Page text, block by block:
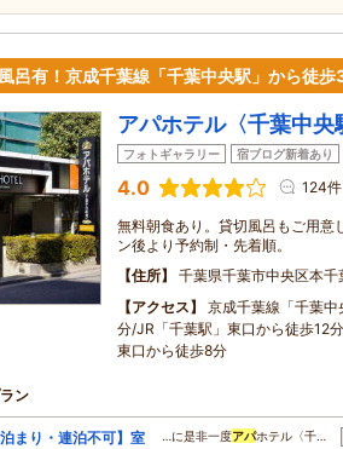
呂有！京成千葉線「千葉中央駅」から徒歩
アパホテル〈千葉中央
フォトギャラリー 宿ブログ新着あり
4.0 124件
無料朝食あり。貸切風呂もご用意
ン後より予約制・先着順。
住所
千葉県千葉市中央区本千
アクセス
京成千葉線「千葉
分/JR「千葉駅」東口から徒歩12
東口から徒歩8分
ン
まり・連泊不可】室
…に是非一度アパホテル〈千…